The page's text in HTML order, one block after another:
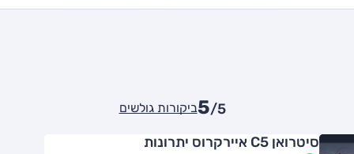
5/5 ביקורות גולשים
סיטרואן C5 איירקרוס יתרונות